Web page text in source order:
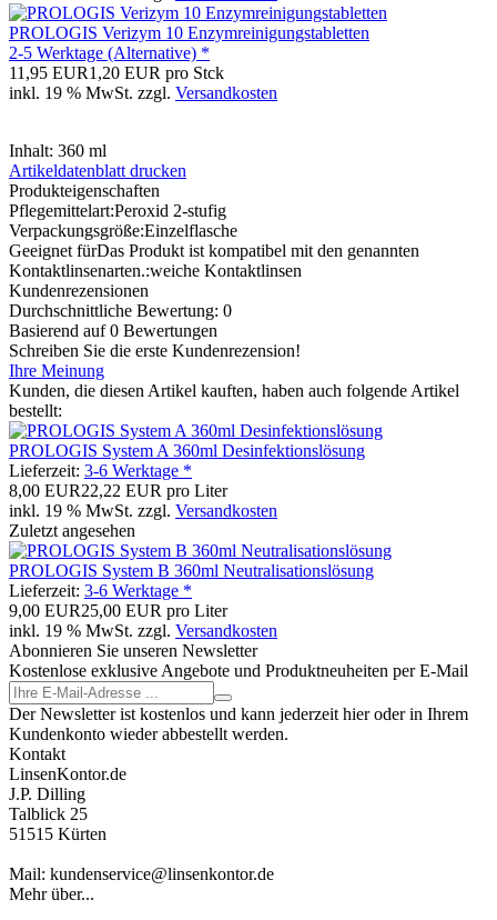
PROLOGIS Verizym 10 Enzymreinigungstabletten
2-5 Werktage (Alternative) *
11,95 EUR1,20 EUR pro Stck
inkl. 19 % MwSt. zzgl. Versandkosten
Inhalt: 360 ml
Artikeldatenblatt drucken
Produkteigenschaften
Pflegemittelart:Peroxid 2-stufig
Verpackungsgröße:Einzelflasche
Geeignet fürDas Produkt ist kompatibel mit den genannten
Kontaktlinsenarten.:weiche Kontaktlinsen
Kundenrezensionen
Durchschnittliche Bewertung: 0
Basierend auf 0 Bewertungen
Schreiben Sie die erste Kundenrezension!
Ihre Meinung
Kunden, die diesen Artikel kauften, haben auch folgende Artikel
bestellt:
PROLOGIS System A 360ml Desinfektionslösung
Lieferzeit: 3-6 Werktage *
8,00 EUR22,22 EUR pro Liter
inkl. 19 % MwSt. zzgl. Versandkosten
Zuletzt angesehen
PROLOGIS System B 360ml Neutralisationslösung
Lieferzeit: 3-6 Werktage *
9,00 EUR25,00 EUR pro Liter
inkl. 19 % MwSt. zzgl. Versandkosten
Abonnieren Sie unseren Newsletter
Kostenlose exklusive Angebote und Produktneuheiten per E-Mail
Der Newsletter ist kostenlos und kann jederzeit hier oder in Ihrem
Kundenkonto wieder abbestellt werden.
Kontakt
LinsenKontor.de
J.P. Dilling
Talblick 25
51515 Kürten
Mail: kundenservice@linsenkontor.de
Mehr über...